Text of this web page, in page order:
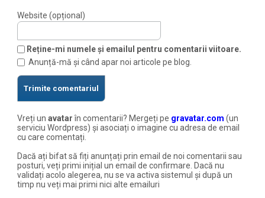
Website (opțional)
Reține-mi numele și emailul pentru comentarii viitoare.
Anunță-mă și când apar noi articole pe blog.
Vreți unavatarîn comentarii? Mergeți pe gravatar.com (un
serviciu Wordpress) și asociați o imagine cu adresa de email
cu care comentați.
Dacă ați bifat să fiți anunțați prin email de noi comentarii sau
posturi, veți primi inițial un email de confirmare. Dacă nu
validați acolo alegerea, nu se va activa sistemul și după un
timp nu veți mai primi nici alte emailuri